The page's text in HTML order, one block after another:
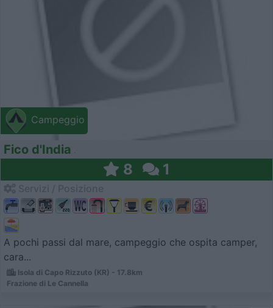
Campeggio
Fico d'India
8 1
A pochi passi dal mare, campeggio che ospita camper,
cara...
Isola di Capo Rizzuto (KR) - 17.8km
Frazione di Le Cannella